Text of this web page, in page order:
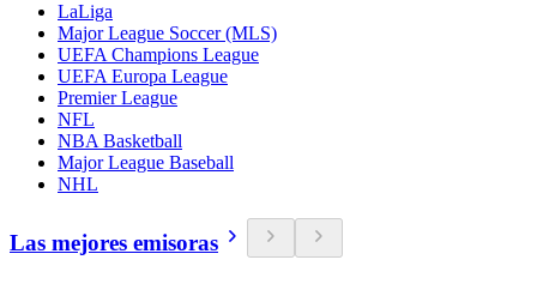
LaLiga
Major League Soccer (MLS)
UEFA Champions League
UEFA Europa League
Premier League
NFL
NBA Basketball
Major League Baseball
NHL
Las mejores emisoras